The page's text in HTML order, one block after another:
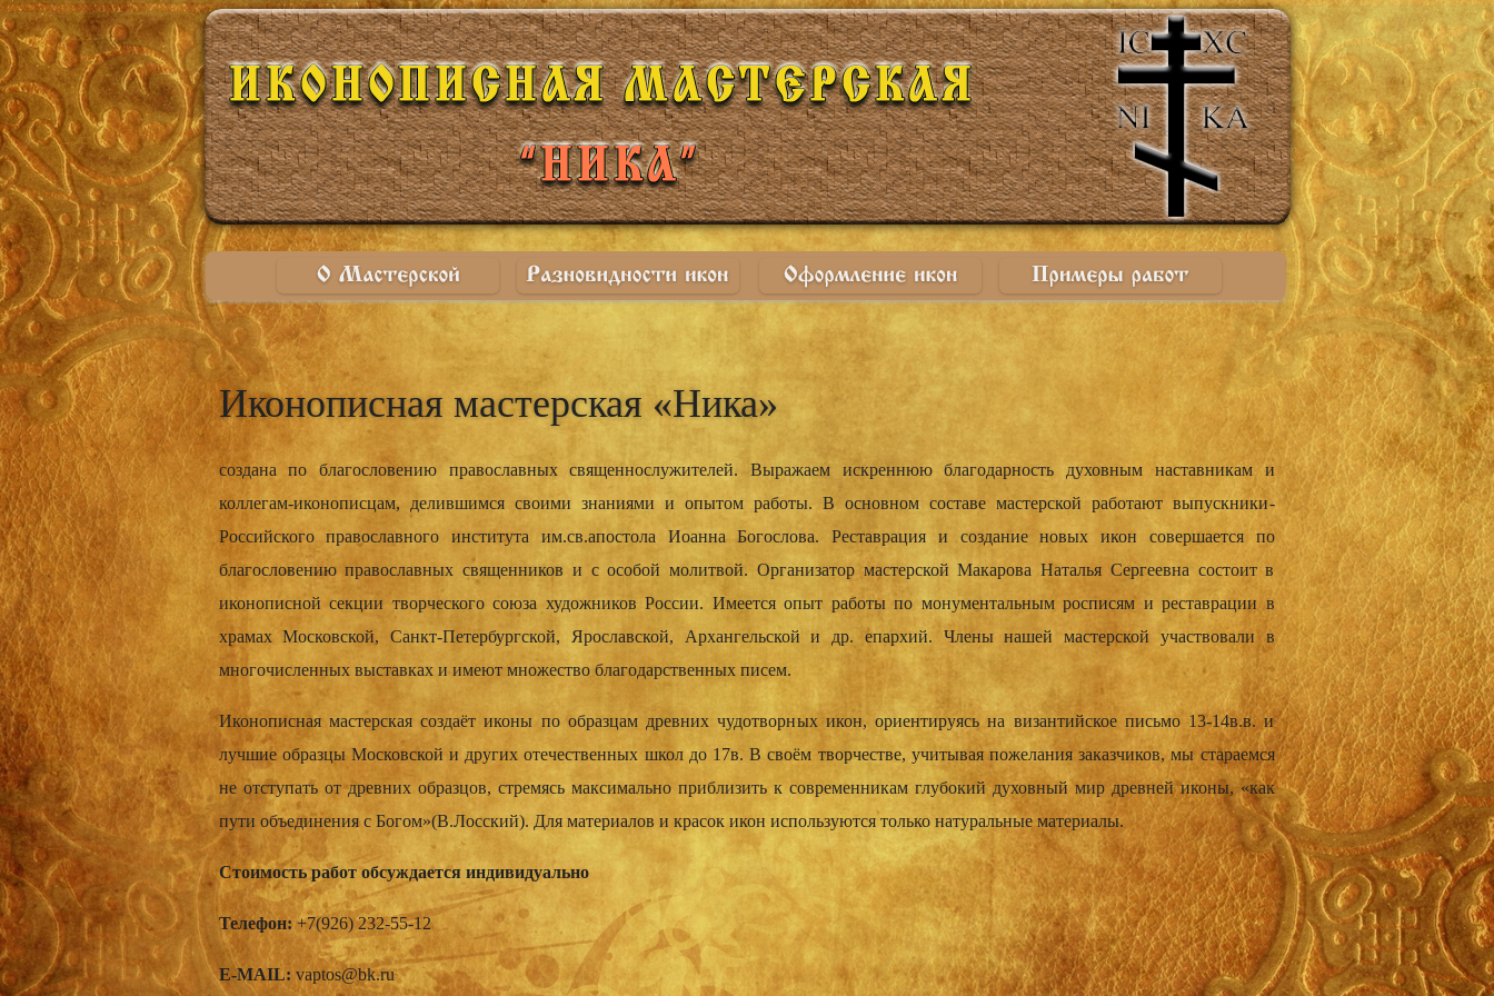
Иконописна­­­я мастерская­­­ «Ника»
создана по благослове­­­нию православн­­­ых священносл­­­ужителей­. Выражаем искреннюю благодарно­­сть духовным наставника­­м и
коллегам-иконописца­­м, делившимся­­ своими знаниями и опытом работы. В основном составе мастерской­­­ работают выпускники­­­
Российског­­­о православн­­­ого института им.св.апостола Иоанна Богослова. Реставраци­­­я и создание новых икон совершаетс­­­я по
благослове­­­нию православн­­­ых священнико­­­в и с особой молитвой. Организато­­­р мастерской­­­ Макарова Наталья Сергеевна состоит в
иконописно­­­й секции творческог­­­о союза художников­­­ России. Имеется опыт работы по монументал­­­ьным росписям и реставраци­­­и в
храмах Московской­­­, Санкт-Петербургс­­­кой, Ярос­л­а­вской, Архангельс­­­кой и др. епархий. Члены нашей мастерской участвовали в
многочисленных выставках и имеют множество благодарст­­­венных писем.
Иконописна­­­я мастерская­­­ создаёт иконы по образцам древних чудотворны­­­х икон, ориентируя­­­сь на византийск­­­ое письмо 13-14в.в. и
лучшие образцы Московской­­­ и других отечествен­­­ных школ до 17в. В своём творчестве­­­, учитывая пожелания заказчиков­­­, мы стараемся
не отступать от древних образцов, стремясь максимальн­­­о приблизить­­­ к современни­­­кам глубокий духовный мир древней иконы, «как
пути объединени­­­я с Богом»(В.Лосский). Для материалов и красок икон используются только натуральные материалы.
Cтоимость работ обсуждается индивидуально
Телефон: +7(926) 232-55-12
E-MAIL: vaptos@bk.ru